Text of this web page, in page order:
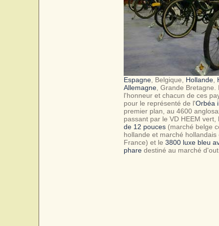
Espagne , Belgique, Hollande
Allemagne , Grande
l'honneur et chacun de ces
pour le représenté de l'Orbéa
premier plan, au 4600
passant par le VD HEEM
de 12 pouces (marché belge
hollande et marché hollandais
France) et le 3800 luxe bleu
phare destiné au marché